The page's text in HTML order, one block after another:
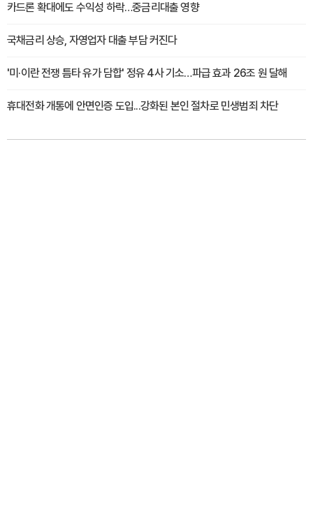
카드론 확대에도 수익성 하락…중금리대출 영향
국채금리 상승, 자영업자 대출 부담 커진다
'미·이란 전쟁 틈타 유가 담합' 정유 4사 기소…파급 효과 26조 원 달해
휴대전화 개통에 안면인증 도입...강화된 본인 절차로 민생범죄 차단